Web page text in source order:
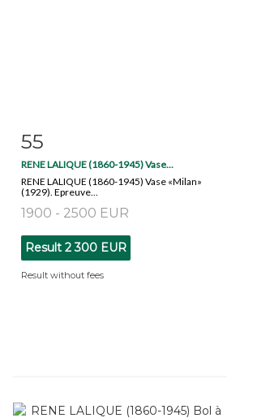
55
RENE LALIQUE (1860-1945) Vase...
RENE LALIQUE (1860-1945) Vase «Milan»
(1929). Epreuve...
1900 - 2500 EUR
Result 2 300 EUR
Result without fees